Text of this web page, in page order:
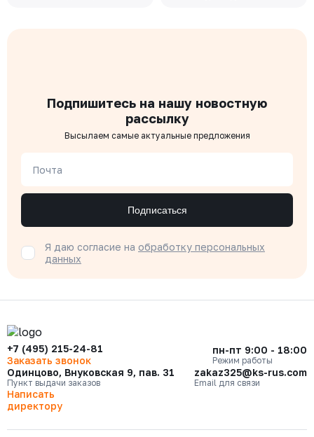
Подпишитесь на нашу новостную
рассылку
Высылаем самые актуальные предложения
Почта
Подписаться
Я даю согласие на обработку персональных
данных
+7 (495) 215-24-81
Заказать звонок
пн-пт 9:00 - 18:00
Режим работы
Одинцово, Внуковская 9, пав. 31
Пункт выдачи заказов
zakaz325@ks-rus.com
Email для связи
Написать
директору